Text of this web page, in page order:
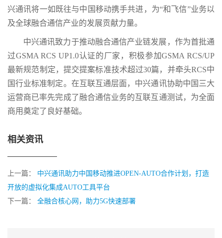
兴通讯将一如既往与中国移动携手共进，为“和飞信”业务以
及全球融合通信产业的发展贡献力量。
中兴通讯致力于推动融合通信产业链发展，作为首批通
过GSMA RCS UP1.0认证的厂家，积极参加GSMA RCS/UP
最新规范制定，提交提案标准技术超过30篇，并牵头RCS中
国行业标准制定。在互联互通层面，中兴通讯协助中国三大
运营商已率先完成了融合通信业务的互联互通测试，为全面
商用奠定了良好基础。
相关资讯
上一篇： 中兴通讯助力中国移动推进OPEN-AUTO合作计划，打造
开放的虚拟化集成AUTO工具平台
下一篇： 全融合核心网，助力5G快速部署